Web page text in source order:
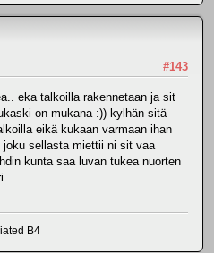
#143
eka talkoilla rakennetaan ja sit
on mukana :)) kylhän sitä
eikä kukaan varmaan ihan
joku sellasta miettii ni sit vaa
kunta saa luvan tukea nuorten
B4